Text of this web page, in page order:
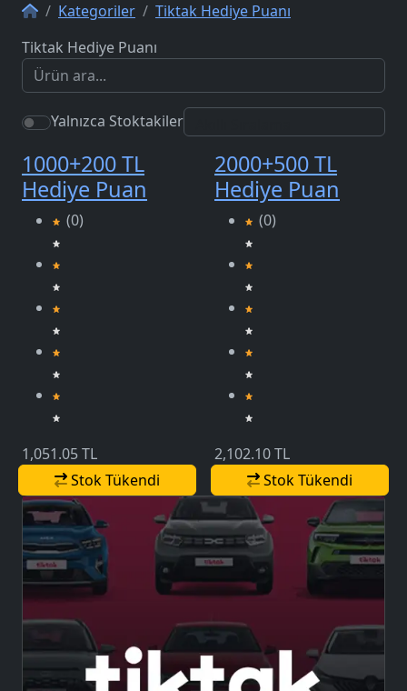
Kategoriler
Tiktak Hediye Puanı
Tiktak Hediye Puanı
Yalnızca Stoktakiler
1000+200 TL
Hediye Puan
(0)
1,051.05 TL
Stok Tükendi
2000+500 TL
Hediye Puan
(0)
2,102.10 TL
Stok Tükendi